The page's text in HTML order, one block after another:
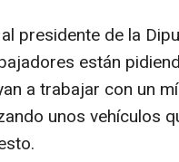
presidente de la
están
a trabajar con un
unos vehículos